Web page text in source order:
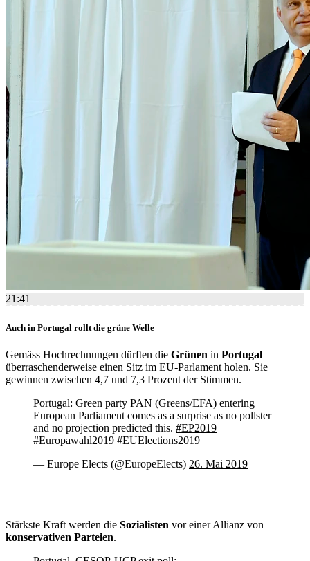
21:41
Auch in Portugal rollt die grüne Welle
Gemäss Hochrechnungen dürften die Grünen in Portugal
überraschenderweise einen Sitz im EU-Parlament holen. Sie
gewinnen zwischen 4,7 und 7,3 Prozent der Stimmen.
Portugal: Green party PAN (Greens/EFA) entering
European Parliament comes as a surprise as no pollster
and no projection predicted this. #EP2019
#Europawahl2019 #EUElections2019
— Europe Elects (@EuropeElects) 26. Mai 2019
Stärkste Kraft werden die Sozialisten vor einer Allianz von
konservativen Parteien.